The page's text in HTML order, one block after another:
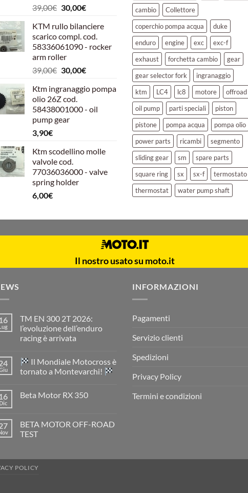
39,00€ Il
originale
era:
39,00€.
30,00€Il
attuale
è:
30,00€.
KTM rullo bilanciere
scarico compl. cod.
58336061090 - rocker
arm roller
39,00€ Il
originale
era:
39,00€.
30,00€Il
attuale
30,00€.
Ktm ingranaggio pompa
olio 26Z cod.
58438001000 - oil
pump gear
3,90€
Ktm scodellino molle
valvole cod.
77036036000 - valve
spring holder
6,00€
cambio
Collettore
coperchio pompa acqua
duke
enduro
engine exc
exc-f
exhaust
forchetta cambio
gear
gear selector fork
ingranaggio
ktm
LC4 lc8 motore
offroad
oil pump
parti speciali
piston
pistone
pompa acqua
pompa olio
power parts
ricambi
segmento
sliding gear
sm
spare parts
square ring
sx sx-f
termostato
thermostat
water pump shaft
Il nostro usato su moto.it
TM EN 300 2T 2026:
l’evoluzione dell’enduro
racing è arrivata
su
TM
EN
2026:
è
arrivata
Il Mondiale Motocross è
tornato a Montevarchi!
su
Motocross
è
tornato
Dic
Beta Motor RX 350
Beta
Motor
RX
BETA MOTOR OFF-ROAD
TEST
MOTOR
INFORMAZIONI
Pagamenti
Servizio clienti
Spedizioni
Privacy Policy
Termini e condizioni
POLICY